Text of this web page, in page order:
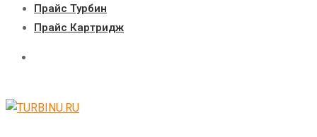
Прайс Турбин
Прайс Картридж